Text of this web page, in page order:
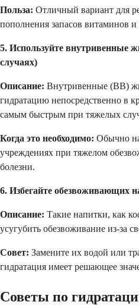
Польза: Отличный вариант для
пополнения запасов витаминов
5. Используйте внутривенные
случаях)
Описание: Внутривенные (ВВ)
гидратацию непосредственно в
самым быстрым при тяжелых
Когда это необходимо: Обычно
учреждениях при тяжелом
болезни.
6. Избегайте обезвоживающих
Описание: Такие напитки, как
усугубить обезвоживание из-за
Совет: Замените их водой или
гидратация имеет решающее
Советы по